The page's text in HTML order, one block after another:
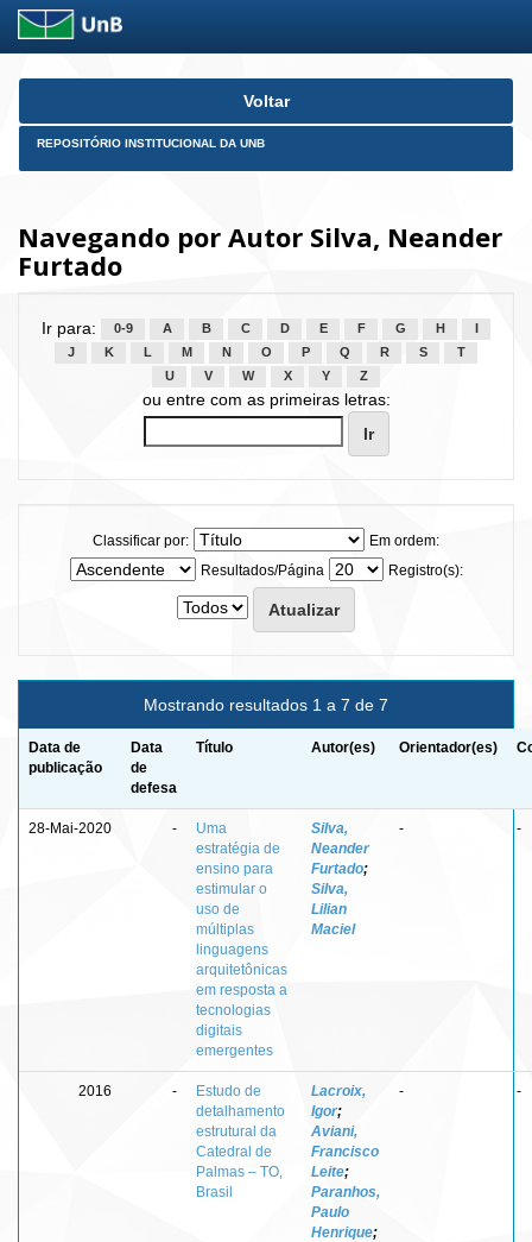
Skip
Voltar
REPOSITÓRIO INSTITUCIONAL DA UNB
Navegando por Autor Silva, Neander
Furtado
Ir para: 0-9 A B C D E F G H
J
K L M N O P Q R S
T
U
V W X Y Z
ou entre com as primeiras letras:
Classificar por:
Em ordem:
Resultados/Página
Registro(s):
Mostrando resultados 1 a 7 de 7
Data de
publicação
Data
de
defesa
Título Autor(es) Orientador(es)
28-Mai-2020 -
Uma
estratégia de
ensino para
estimular o
uso de
múltiplas
linguagens
arquitetônicas
em resposta a
tecnologias
digitais
emergentes
Silva,
Neander
Furtado;
Silva,
Lilian
Maciel
- -
2016 -
Estudo de
detalhamento
estrutural da
Catedral de
Palmas – TO,
Brasil
Lacroix,
Igor;
Aviani,
Francisco
Leite;
Paranhos,
Paulo
Henrique;
- -